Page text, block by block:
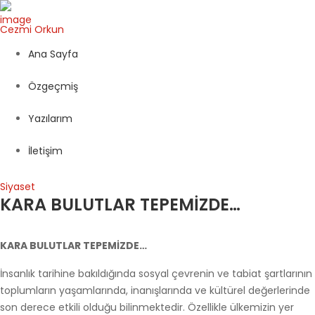
Cezmi Orkun
Ana Sayfa
Özgeçmiş
Yazılarım
İletişim
Siyaset
KARA BULUTLAR TEPEMİZDE…
KARA BULUTLAR TEPEMİZDE…
İnsanlık tarihine bakıldığında sosyal çevrenin ve tabiat şartlarının
toplumların yaşamlarında, inanışlarında ve kültürel değerlerinde
son derece etkili olduğu bilinmektedir. Özellikle ülkemizin yer